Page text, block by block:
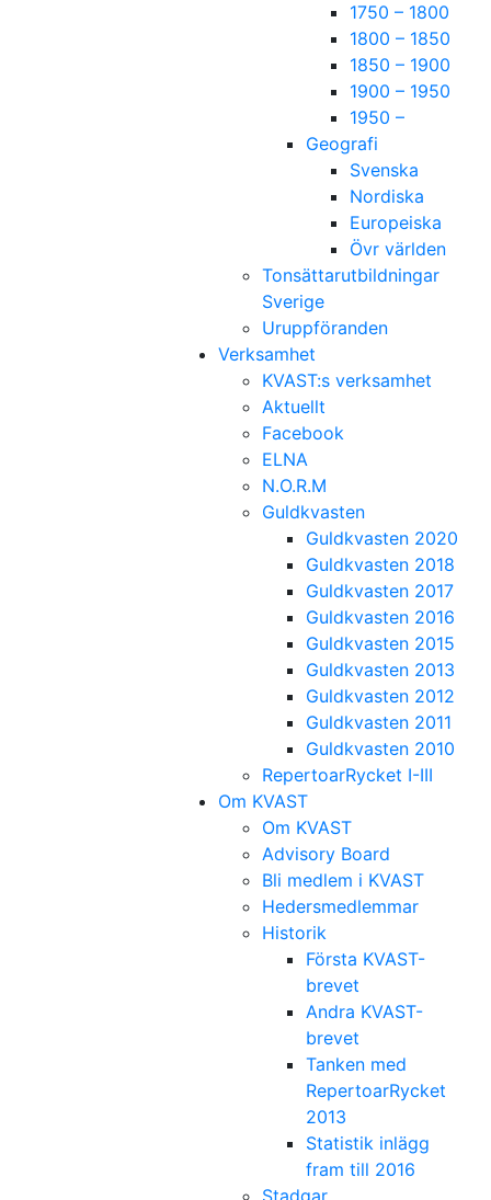
1750 – 1800
1800 – 1850
1850 – 1900
1900 – 1950
1950 –
Geografi
Svenska
Nordiska
Europeiska
Övr världen
Tonsättarutbildningar
Sverige
Uruppföranden
Verksamhet
KVAST:s verksamhet
Aktuellt
Facebook
ELNA
N.O.R.M
Guldkvasten
Guldkvasten 2020
Guldkvasten 2018
Guldkvasten 2017
Guldkvasten 2016
Guldkvasten 2015
Guldkvasten 2013
Guldkvasten 2012
Guldkvasten 2011
Guldkvasten 2010
RepertoarRycket I-III
Om KVAST
Om KVAST
Advisory Board
Bli medlem i KVAST
Hedersmedlemmar
Historik
Första KVAST-
brevet
Andra KVAST-
brevet
Tanken med
RepertoarRycket
2013
Statistik inlägg
fram till 2016
Stadgar